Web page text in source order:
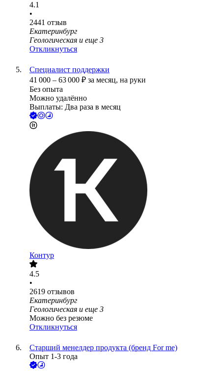
4.1
•
2441 отзыв
Екатеринбург
Геологическая и еще 3
Откликнуться
Специалист поддержки
41 000 – 63 000 ₽ за месяц, на руки
Без опыта
Можно удалённо
Выплаты: Два раза в месяц
Контур
4.5
•
2619 отзывов
Екатеринбург
Геологическая и еще 3
Можно без резюме
Откликнуться
Старший менелдер продукта (бренд For me)
Опыт 1-3 года